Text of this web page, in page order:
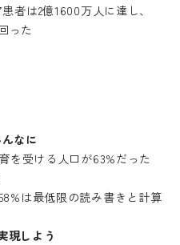
者は2億1600万人に達し、
った
なに
を受ける人口が63%だった
は最低限の読み書きと計算
現しよう